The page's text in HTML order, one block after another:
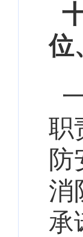
位
职
防
消
承